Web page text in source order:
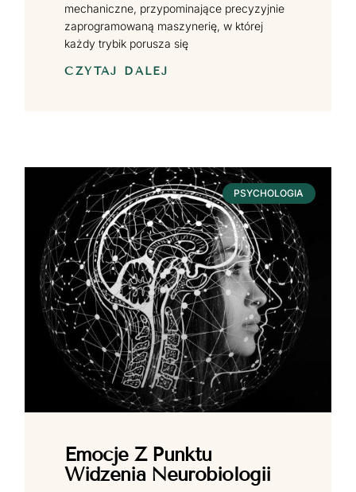
mechaniczne, przypominające precyzyjnie
zaprogramowaną maszynerię, w której
każdy trybik porusza się
CZYTAJ DALEJ
PSYCHOLOGIA
Emocje Z Punktu
Widzenia Neurobiologii